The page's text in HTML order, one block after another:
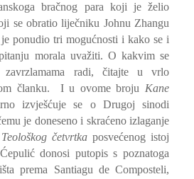
bračnog para koji je želio
se obratio liječniku Johnu Zhangu
ponudio tri mogućnosti i kako se i
morala uvažiti. O kakvim se
radi, čitajte u vrlo
članku. I u ovome broju Kane
izvješćuje se o Drugoj sinodi
je doneseno i skraćeno izlaganje
Teološkog četvrtkaposvećenog istoj
donosi putopis s poznatoga
prema Santiagu de Composteli,